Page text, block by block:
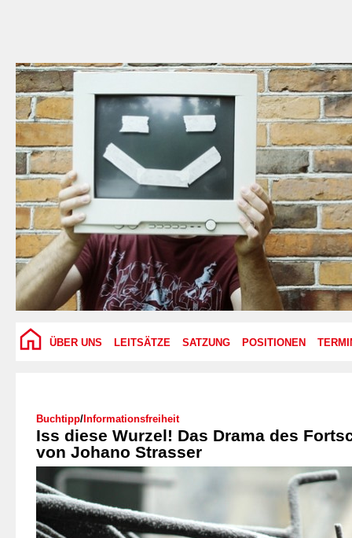
ÜBER UNS LEITSÄTZE SATZUNG POSITIONEN
Buchtipp/Informationsfreiheit
Iss diese Wurzel! Das Drama des
von Johano Strasser